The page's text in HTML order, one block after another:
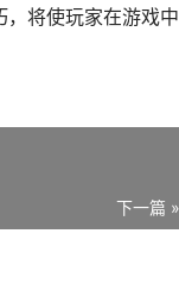
，将使玩家在游戏
下一篇 »